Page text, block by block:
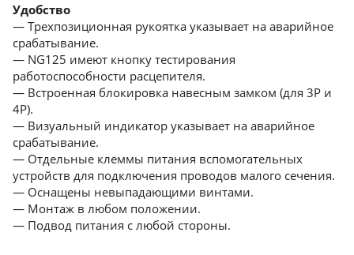
Удобство
— Трехпозиционная рукоятка указывает на аварийное
срабатывание.
— NG125 имеют кнопку тестирования
работоспособности расцепителя.
— Встроенная блокировка навесным замком (для 3Р и
4Р).
— Визуальный индикатор указывает на аварийное
срабатывание.
— Отдельные клеммы питания вспомогательных
устройств для подключения проводов малого сечения.
— Оснащены невыпадающими винтами.
— Монтаж в любом положении.
— Подвод питания с любой стороны.